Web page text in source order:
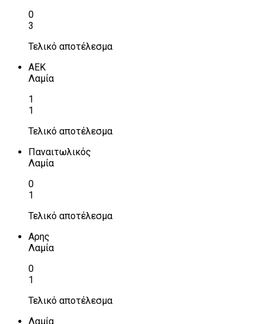
0
3
Τελικό αποτέλεσμα
ΑΕΚ
Λαμία
1
1
Τελικό αποτέλεσμα
Παναιτωλικός
Λαμία
0
1
Τελικό αποτέλεσμα
Αρης
Λαμία
0
1
Τελικό αποτέλεσμα
Λαμία